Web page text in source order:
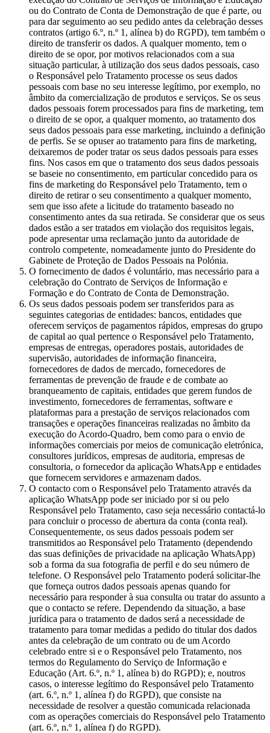
ou do Contrato de Conta de Demonstração de que é parte, ou
para dar seguimento ao seu pedido antes da celebração desses
contratos (artigo 6.º, n.º 1, alínea b) do RGPD), tem também o
direito de transferir os dados. A qualquer momento, tem o
direito de se opor, por motivos relacionados com a sua
situação particular, à utilização dos seus dados pessoais, caso
o Responsável pelo Tratamento processe os seus dados
pessoais com base no seu interesse legítimo, por exemplo, no
âmbito da comercialização de produtos e serviços. Se os seus
dados pessoais forem processados para fins de marketing, tem
o direito de se opor, a qualquer momento, ao tratamento dos
seus dados pessoais para esse marketing, incluindo a definição
de perfis. Se se opuser ao tratamento para fins de marketing,
deixaremos de poder tratar os seus dados pessoais para esses
fins. Nos casos em que o tratamento dos seus dados pessoais
se baseie no consentimento, em particular concedido para os
fins de marketing do Responsável pelo Tratamento, tem o
direito de retirar o seu consentimento a qualquer momento,
sem que isso afete a licitude do tratamento baseado no
consentimento antes da sua retirada. Se considerar que os seus
dados estão a ser tratados em violação dos requisitos legais,
pode apresentar uma reclamação junto da autoridade de
controlo competente, nomeadamente junto do Presidente do
Gabinete de Proteção de Dados Pessoais na Polónia.
O fornecimento de dados é voluntário, mas necessário para a
celebração do Contrato de Serviços de Informação e
Formação e do Contrato de Conta de Demonstração.
Os seus dados pessoais podem ser transferidos para as
seguintes categorias de entidades: bancos, entidades que
oferecem serviços de pagamentos rápidos, empresas do grupo
de capital ao qual pertence o Responsável pelo Tratamento,
empresas de entregas, operadores postais, autoridades de
supervisão, autoridades de informação financeira,
fornecedores de dados de mercado, fornecedores de
ferramentas de prevenção de fraude e de combate ao
branqueamento de capitais, entidades que gerem fundos de
investimento, fornecedores de ferramentas, software e
plataformas para a prestação de serviços relacionados com
transações e operações financeiras realizadas no âmbito da
execução do Acordo-Quadro, bem como para o envio de
informações comerciais por meios de comunicação eletrónica,
consultores jurídicos, empresas de auditoria, empresas de
consultoria, o fornecedor da aplicação WhatsApp e entidades
que fornecem servidores e armazenam dados.
O contacto com o Responsável pelo Tratamento através da
aplicação WhatsApp pode ser iniciado por si ou pelo
Responsável pelo Tratamento, caso seja necessário contactá-lo
para concluir o processo de abertura da conta (conta real).
Consequentemente, os seus dados pessoais podem ser
transmitidos ao Responsável pelo Tratamento (dependendo
das suas definições de privacidade na aplicação WhatsApp)
sob a forma da sua fotografia de perfil e do seu número de
telefone. O Responsável pelo Tratamento poderá solicitar-lhe
que forneça outros dados pessoais apenas quando for
necessário para responder à sua consulta ou tratar do assunto a
que o contacto se refere. Dependendo da situação, a base
jurídica para o tratamento de dados será a necessidade de
tratamento para tomar medidas a pedido do titular dos dados
antes da celebração de um contrato ou de um Acordo
celebrado entre si e o Responsável pelo Tratamento, nos
termos do Regulamento do Serviço de Informação e
Educação (Art. 6.º, n.º 1, alínea b) do RGPD); e, noutros
casos, o interesse legítimo do Responsável pelo Tratamento
(art. 6.º, n.º 1, alínea f) do RGPD), que consiste na
necessidade de resolver a questão comunicada relacionada
com as operações comerciais do Responsável pelo Tratamento
(art. 6.º, n.º 1, alínea f) do RGPD).